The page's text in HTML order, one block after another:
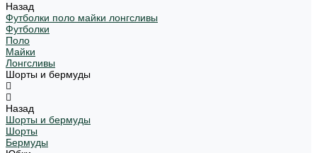
Назад
Футболки поло майки лонгсливы
Футболки
Поло
Майки
Лонгсливы
Шорты и бермуды
Назад
Шорты и бермуды
Шорты
Бермуды